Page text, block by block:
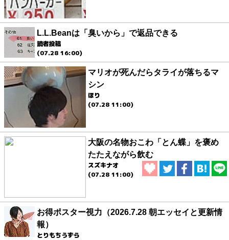
L.L.Beanは「臭いから」で返品できる
読者投稿
(07.28 16:00)
マリオが死んだらタライが落ちるマ
シン
ほり
(07.28 11:00)
大阪の名物おこわ「とん蝶」を褒め
たたえながら飲む
スズキナオ
(07.28 11:00)
お得ポスター視力（2026.7.28 朝エッセイと更新情
報）
とりもちうずら